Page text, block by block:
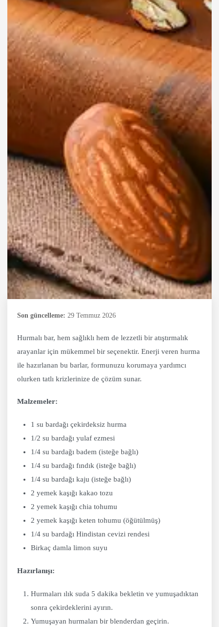
Son güncelleme: 29 Temmuz 2026
Hurmalı bar, hem sağlıklı hem de lezzetli bir atıştırmalık
arayanlar için mükemmel bir seçenektir. Enerji veren hurma
ile hazırlanan bu barlar, formunuzu korumaya yardımcı
olurken tatlı krizlerinize de çözüm sunar.
Malzemeler:
1 su bardağı çekirdeksiz hurma
1/2 su bardağı yulaf ezmesi
1/4 su bardağı badem (isteğe bağlı)
1/4 su bardağı fındık (isteğe bağlı)
1/4 su bardağı kaju (isteğe bağlı)
2 yemek kaşığı kakao tozu
2 yemek kaşığı chia tohumu
2 yemek kaşığı keten tohumu (öğütülmüş)
1/4 su bardağı Hindistan cevizi rendesi
Birkaç damla limon suyu
Hazırlanışı:
Hurmaları ılık suda 5 dakika bekletin ve yumuşadıktan
sonra çekirdeklerini ayırın.
Yumuşayan hurmaları bir blenderdan geçirin.